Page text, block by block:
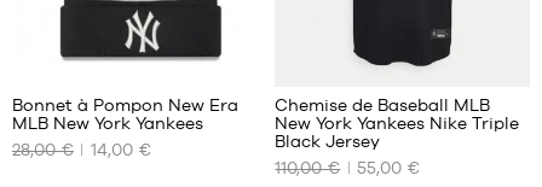
46-
NOS
TAILLES
4
Bonnet à Pompon New Era
MLB New York Yankees
28,00 €
14,00 €
NOS
DISPONIBLES
Chemise de Baseball MLB
New York Yankees Nike Triple
Black Jersey
110,00 €
55,00 €